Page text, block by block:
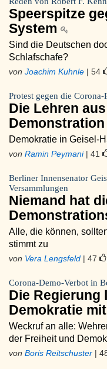
Speerspitze
System
Sind die Deutschen
Schlafschafe?
von Joachim Kuhnle | 54
Protest gegen die Corona-
Die Lehren
Demonstration
Demokratie in Geisel-
von Ramin Peymani| 41
Berliner Innensenator
Versammlungen
Niemand hat
Alle, die können,
stimmt zu
von Vera Lengsfeld | 47
Corona-Demo-Verbot in
Die
Demokratie
Weckruf an alle:
der Freiheit und
von Boris Reitschuster |